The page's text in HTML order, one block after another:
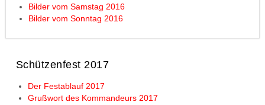
Bilder vom Samstag 2016
Bilder vom Sonntag 2016
Schützenfest 2017
Der Festablauf 2017
Grußwort des Kommandeurs 2017